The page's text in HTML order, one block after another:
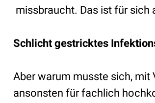
missbraucht. Das ist für sich
Schlicht gestricktes
Aber warum musste sich, mit
ansonsten für fachlich